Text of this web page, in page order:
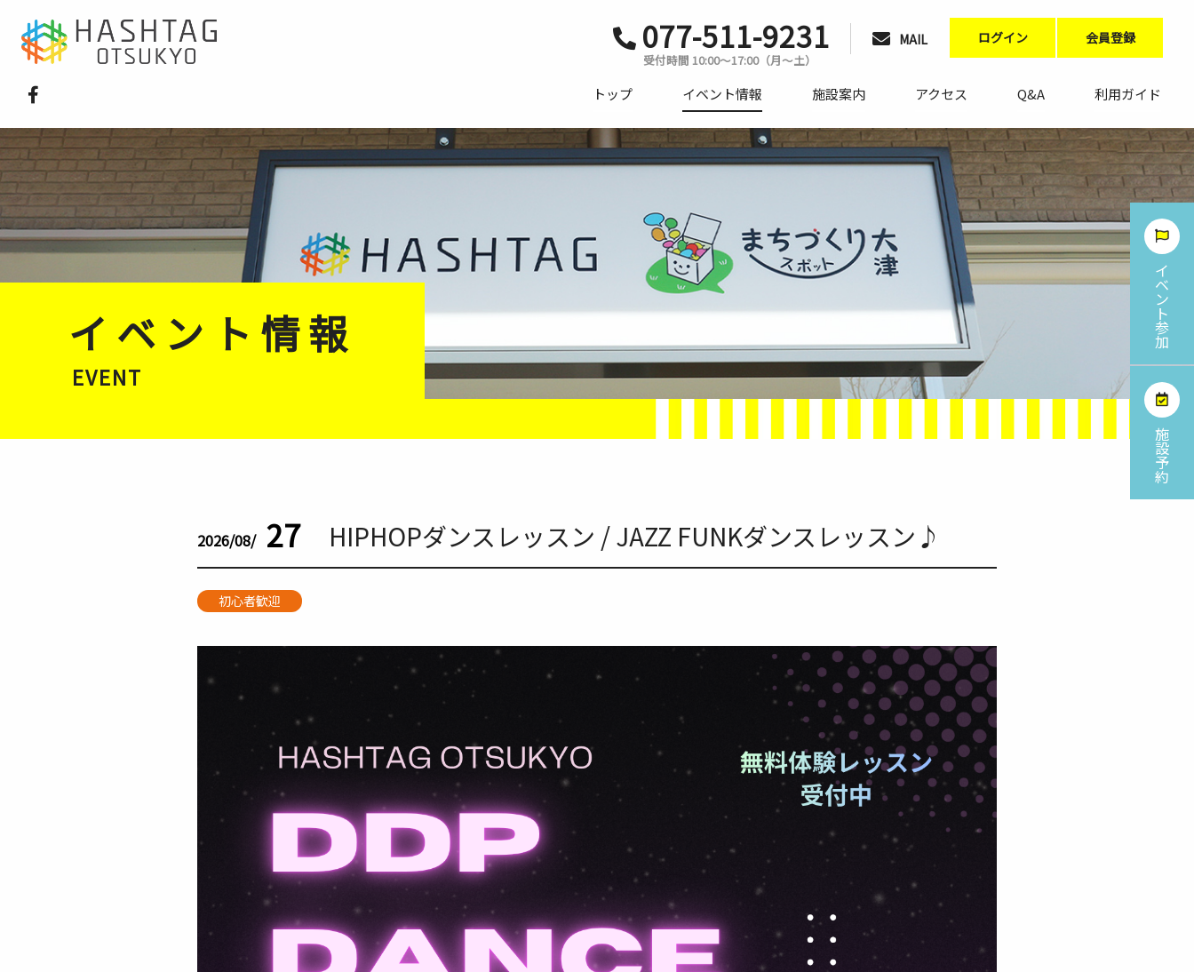
077-511-9231
受付時間 10:00〜17:00（月〜土）
MAIL ログイン 会員登録
トップ イベント情報 施設案内 アクセス Q&A 利用ガイド
イベント情報
EVENT
2026/08/ 27 HIPHOPダンスレッスン / JAZZ FUNKダンスレッスン♪
初心者歓迎
イ
ベ
ン
ト
参
加
施
設
予
約